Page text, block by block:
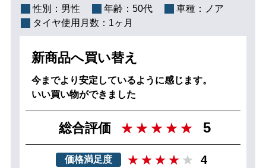
性別： 男性 年齢： 50代 車種：
ノア
タイヤ使用月数： 1ヶ月
新商品へ買い替え
今までより安定しているように感じます。
いい買い物ができました
総合評価 5
価格満足度 4